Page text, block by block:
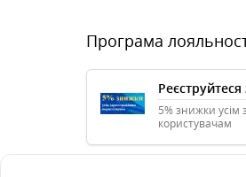
Програма
Реєструйтеся
5% знижки усім
користувачам